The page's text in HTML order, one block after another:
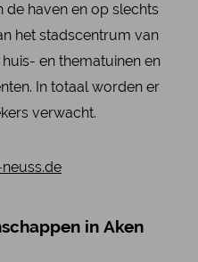
de haven en op slechts
het stadscentrum van
en thematuinen en
In totaal worden er
verwacht.
in Aken